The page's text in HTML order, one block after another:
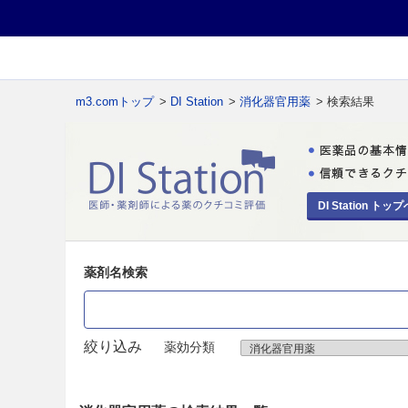
m3.comトップ > DI Station > 消化器官用薬 > 検索結果
DI Station トップ
薬剤名検索
絞り込み 薬効分類